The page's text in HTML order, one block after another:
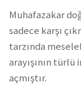
Muhafazakar
sadece karşı
tarzında
arayışının
açmıştır.